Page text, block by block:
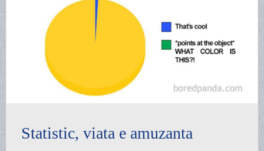
Statistic, viata e amuzanta